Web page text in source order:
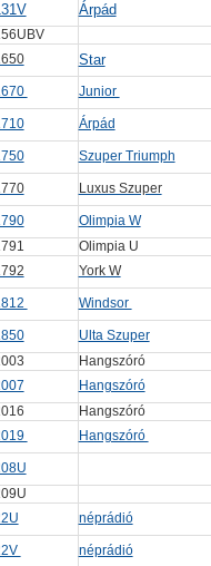
Árpád
Star
Junior
Árpád
Szuper Triumph
Luxus Szuper
Olimpia W
Olimpia U
York W
Windsor
Ulta Szuper
Hangszóró
Hangszóró
Hangszóró
Hangszóró
néprádió
néprádió